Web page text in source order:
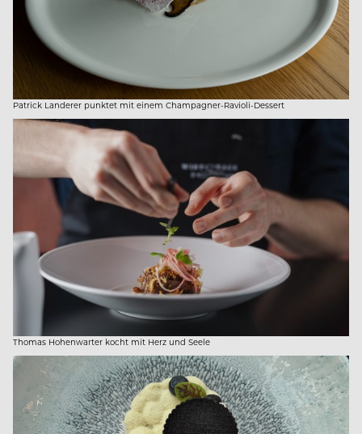
Patrick Landerer punktet mit einem Champagner-Ravioli-Dessert
Thomas Hohenwarter kocht mit Herz und Seele